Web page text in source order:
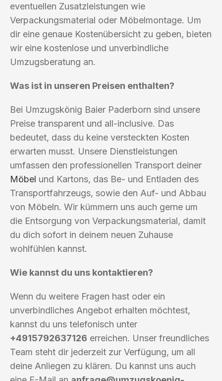
eventuellen Zusatzleistungen wie
Verpackungsmaterial oder Möbelmontage. Um
dir eine genaue Kostenübersicht zu geben, bieten
wir eine kostenlose und unverbindliche
Umzugsberatung an.
Was ist in unseren Preisen enthalten?
Bei Umzugskönig Baier Paderborn sind unsere
Preise transparent und all-inclusive. Das
bedeutet, dass du keine versteckten Kosten
erwarten musst. Unsere Dienstleistungen
umfassen den professionellen Transport deiner
Möbel und Kartons, das Be- und Entladen des
Transportfahrzeugs, sowie den Auf- und Abbau
von Möbeln. Wir kümmern uns auch gerne um
die Entsorgung von Verpackungsmaterial, damit
du dich sofort in deinem neuen Zuhause
wohlfühlen kannst.
Wie kannst du uns kontaktieren?
Wenn du weitere Fragen hast oder ein
unverbindliches Angebot erhalten möchtest,
kannst du uns telefonisch unter
+4915792637126 erreichen. Unser freundliches
Team steht dir jederzeit zur Verfügung, um all
deine Anliegen zu klären. Du kannst uns auch